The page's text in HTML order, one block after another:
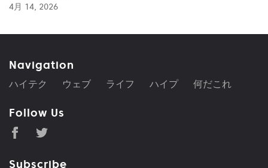
4月 14, 2026
Navigation
ハイテク ウェブ ライフ ハイプ 何だこれ
Follow Us
Subscribe